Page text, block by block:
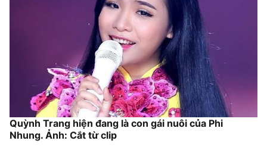
Quỳnh Trang hiện đang là con gái nuôi của Phi
Nhung. Ảnh: Cắt từ clip